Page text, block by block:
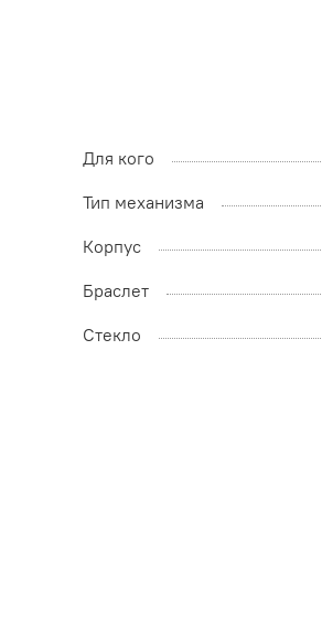
Для кого
Тип механизма
Корпус
Браслет
Стекло